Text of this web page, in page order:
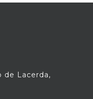
de Lacerda,